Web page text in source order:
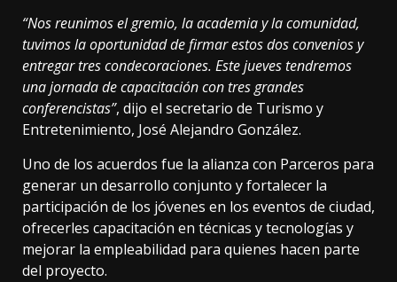
“Nos reunimos el gremio, la academia y la comunidad,
tuvimos la oportunidad de firmar estos dos convenios y
entregar tres condecoraciones. Este jueves tendremos
una jornada de capacitación con tres grandes
conferencistas”, dijo el secretario de Turismo y
Entretenimiento, José Alejandro González.
Uno de los acuerdos fue la alianza con Parceros para
generar un desarrollo conjunto y fortalecer la
participación de los jóvenes en los eventos de ciudad,
ofrecerles capacitación en técnicas y tecnologías y
mejorar la empleabilidad para quienes hacen parte
del proyecto.